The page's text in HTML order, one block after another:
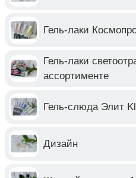
Гель-лаки
Гель-лаки
ассортименте
Гель-слюда Элит
Дизайн